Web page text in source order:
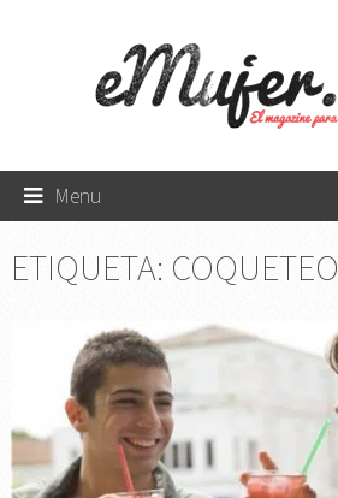
Menu
ETIQUETA: COQUETEO